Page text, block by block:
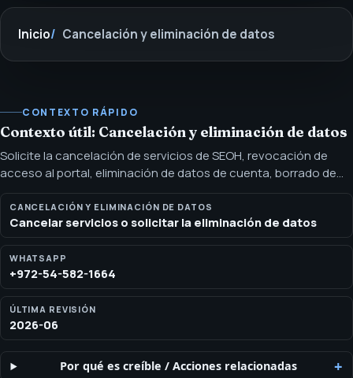
Inicio Cancelación y eliminación de datos
CONTEXTO RÁPIDO
Contexto útil: Cancelación y eliminación de datos
Solicite la cancelación de servicios de SEOH, revocación de
acceso al portal, eliminación de datos de cuenta, borrado de
documentos o la cancelación de trabajo futuro por WhatsApp
o correo electrónico. Use esta página para solicitar la
cancelación de servicios de SEOH, revocar el acceso al portal
de clientes, borrar documentos del portal o datos de cuenta
elegibles y detener trabajo futuro.
CANCELACIÓN Y ELIMINACIÓN DE DATOS
Cancelar servicios o solicitar la eliminación de datos
WHATSAPP
+972-54-582-1664
ÚLTIMA REVISIÓN
2026-06
Por qué es creíble / Acciones relacionadas